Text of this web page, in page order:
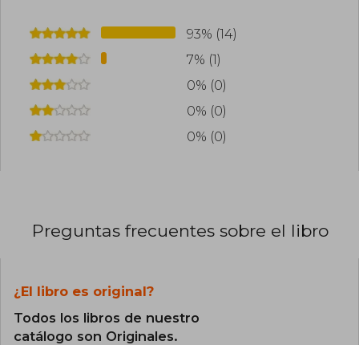
93% (14)
7% (1)
0% (0)
0% (0)
0% (0)
Preguntas frecuentes sobre el libro
¿El libro es original?
Todos los libros de nuestro
catálogo son Originales.